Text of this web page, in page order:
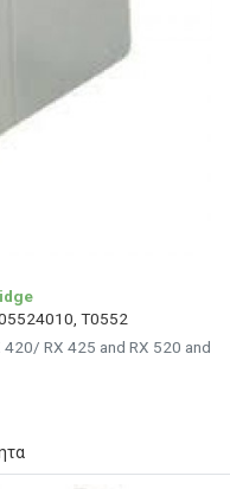
T0552
RX 425 and RX 520 and